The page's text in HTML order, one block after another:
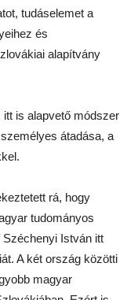
tudáselemet a
és
alapítvány
is alapvető módszer
átadása, a
rá, hogy
tudományos
István itt
A két ország közötti
magyar